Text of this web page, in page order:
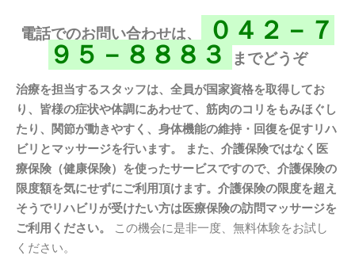
電話でのお問い合わせは、
０４２－７
９５－８８８３
までどうぞ
治療を担当するスタッフは、全員が国家資格を取得してお
り、皆様の症状や体調にあわせて、筋肉のコリをもみほぐし
たり、関節が動きやすく、身体機能の維持・回復を促すリハ
ビリとマッサージを行います。 また、介護保険ではなく医
療保険（健康保険）を使ったサービスですので、介護保険の
限度額を気にせずにご利用頂けます。介護保険の限度を超え
そうでリハビリが受けたい方は医療保険の訪問マッサージを
ご利用ください。
この機会に是非一度、無料体験をお試し
ください。